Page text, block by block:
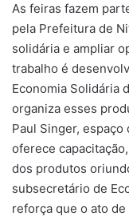
As feiras fazem
pela Prefeitura de
solidária e ampliar
trabalho é
Economia Solidária
organiza esses
Paul Singer,
oferece
dos produtos
subsecretário de
reforça que o ato